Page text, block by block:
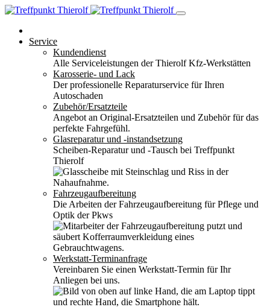
Service
Kundendienst
Alle Serviceleistungen der Thierolf Kfz-Werkstätten
Karosserie- und Lack
Der professionelle Reparaturservice für Ihren
Autoschaden
Zubehör/Ersatzteile
Angebot an Original-Ersatzteilen und Zubehör für das
perfekte Fahrgefühl.
Glasreparatur und -instandsetzung
Scheiben-Reparatur und -Tausch bei Treffpunkt
Thierolf
Fahrzeugaufbereitung
Die Arbeiten der Fahrzeugaufbereitung für Pflege und
Optik der Pkws
Werkstatt-Terminanfrage
Vereinbaren Sie einen Werkstatt-Termin für Ihr
Anliegen bei uns.